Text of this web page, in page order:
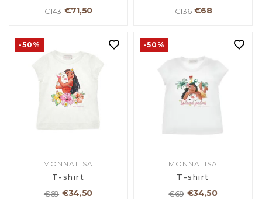
€143 €71,50
€136 €68
-50%
MONNALISA
T-shirt
€69 €34,50
-50%
MONNALISA
T-shirt
€69 €34,50